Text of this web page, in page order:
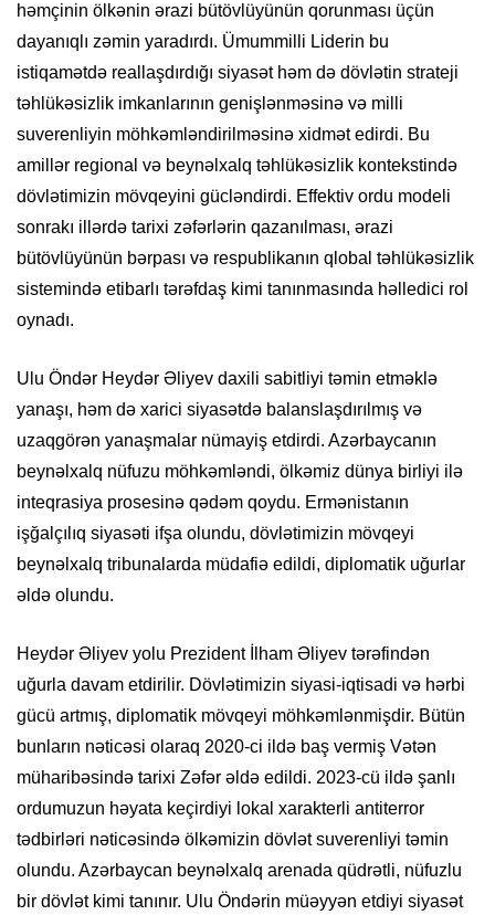
həmçinin ölkənin ərazi bütövlüyünün qorunması üçün
dayanıqlı zəmin yaradırdı. Ümummilli Liderin bu
istiqamətdə reallaşdırdığı siyasət həm də dövlətin strateji
təhlükəsizlik imkanlarının genişlənməsinə və milli
suverenliyin möhkəmləndirilməsinə xidmət edirdi. Bu
amillər regional və beynəlxalq təhlükəsizlik kontekstində
dövlətimizin mövqeyini gücləndirdi. Effektiv ordu modeli
sonrakı illərdə tarixi zəfərlərin qazanılması, ərazi
bütövlüyünün bərpası və respublikanın qlobal təhlükəsizlik
sistemində etibarlı tərəfdaş kimi tanınmasında həlledici rol
oynadı.
Ulu Öndər Heydər Əliyev daxili sabitliyi təmin etməklə
yanaşı, həm də xarici siyasətdə balanslaşdırılmış və
uzaqgörən yanaşmalar nümayiş etdirdi. Azərbaycanın
beynəlxalq nüfuzu möhkəmləndi, ölkəmiz dünya birliyi ilə
inteqrasiya prosesinə qədəm qoydu. Ermənistanın
işğalçılıq siyasəti ifşa olundu, dövlətimizin mövqeyi
beynəlxalq tribunalarda müdafiə edildi, diplomatik uğurlar
əldə olundu.
Heydər Əliyev yolu Prezident İlham Əliyev tərəfindən
uğurla davam etdirilir. Dövlətimizin siyasi-iqtisadi və hərbi
gücü artmış, diplomatik mövqeyi möhkəmlənmişdir. Bütün
bunların nəticəsi olaraq 2020-ci ildə baş vermiş Vətən
müharibəsində tarixi Zəfər əldə edildi. 2023-cü ildə şanlı
ordumuzun həyata keçirdiyi lokal xarakterli antiterror
tədbirləri nəticəsində ölkəmizin dövlət suverenliyi təmin
olundu. Azərbaycan beynəlxalq arenada qüdrətli, nüfuzlu
bir dövlət kimi tanınır. Ulu Öndərin müəyyən etdiyi siyasət